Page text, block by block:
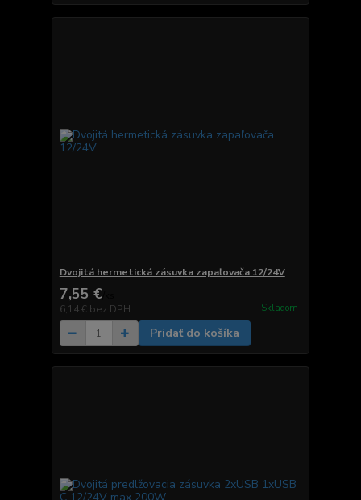
Dvojitá hermetická zásuvka zapaľovača 12/24V
7,55 €
6,14 € bez DPH Skladom
Pridať do košíka